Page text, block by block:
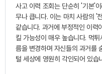
사고 이력 조회는 단순히 '기본'
무나 큽니다. 이는 마치 사람의 '
같습니다. 과거에 부정적인 이
킬 가능성이 매우 높습니다. 먹
름을 변경하며 자신들의 과거를
털 세상에 영원히 각인되어 있습